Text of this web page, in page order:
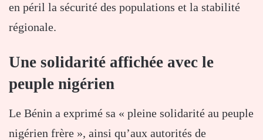
en péril la sécurité des populations et la stabilité
régionale.
Une solidarité affichée avec le
peuple nigérien
Le Bénin a exprimé sa « pleine solidarité au peuple
nigérien frère », ainsi qu’aux autorités de